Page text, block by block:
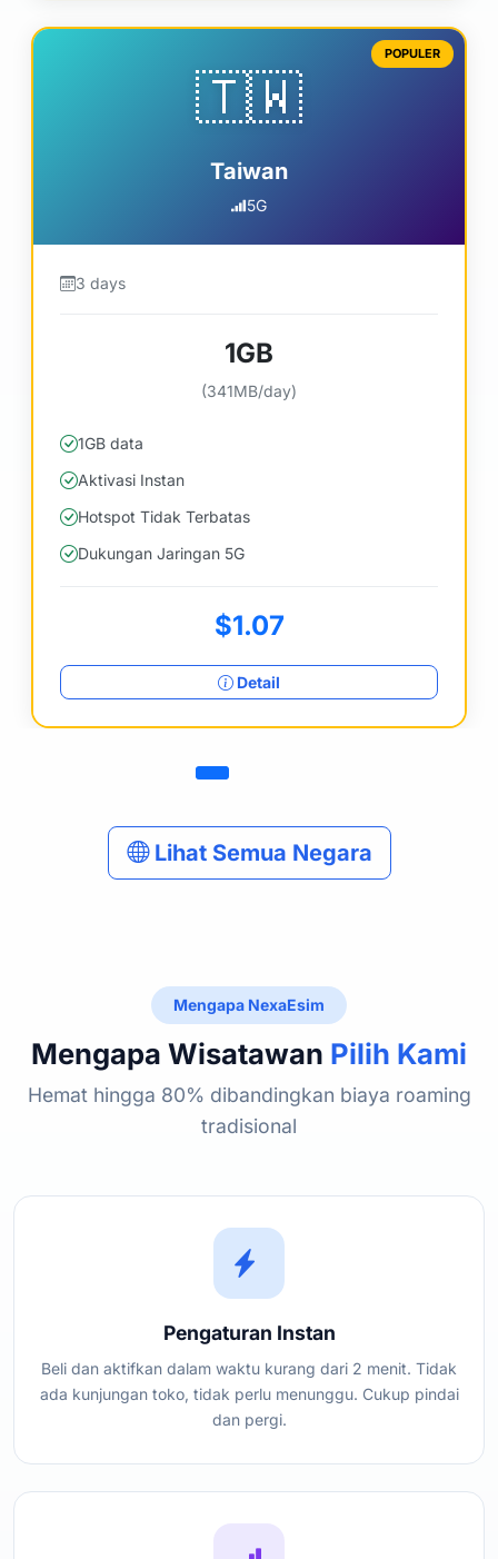
POPULER
🇹🇼
Taiwan
5G
3 days
1GB
(341MB/day)
1GB data
Aktivasi Instan
Hotspot Tidak Terbatas
Dukungan Jaringan 5G
$1.07
Detail
Lihat Semua Negara
Mengapa NexaEsim
Mengapa Wisatawan Pilih Kami
Hemat hingga 80% dibandingkan biaya roaming
tradisional
Pengaturan Instan
Beli dan aktifkan dalam waktu kurang dari 2 menit. Tidak
ada kunjungan toko, tidak perlu menunggu. Cukup pindai
dan pergi.